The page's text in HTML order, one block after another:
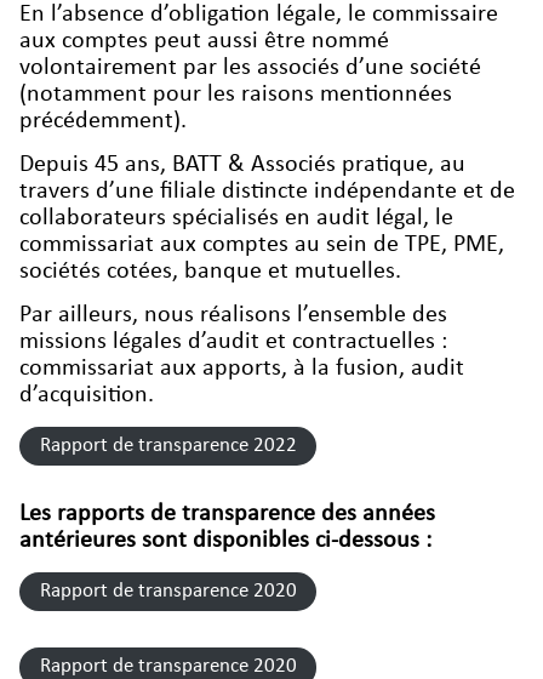
En l’absence d’obligation légale, le commissaire
aux comptes peut aussi être nommé
volontairement par les associés d’une société
(notamment pour les raisons mentionnées
précédemment).
Depuis 45 ans, BATT & Associés pratique, au
travers d’une filiale distincte indépendante et de
collaborateurs spécialisés en audit légal, le
commissariat aux comptes au sein de TPE, PME,
sociétés cotées, banque et mutuelles.
Par ailleurs, nous réalisons l’ensemble des
missions légales d’audit et contractuelles :
commissariat aux apports, à la fusion, audit
d’acquisition.
Rapport de transparence 2022
Les rapports de transparence des années
antérieures sont disponibles ci-dessous :
Rapport de transparence 2020
Rapport de transparence 2020